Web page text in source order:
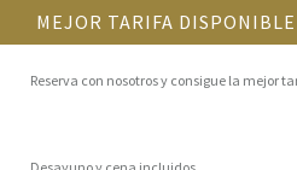
MEJOR TARIFA
Reserva con nosotros y consigue la mejor